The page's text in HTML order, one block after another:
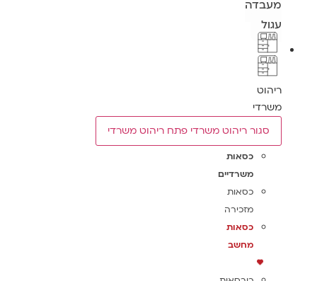
מעבדה
עגול
ריהוט
משרדי
סגור ריהוט משרדי פתח ריהוט משרדי
כסאות
משרדיים
כסאות
מזכירה
כסאות
מחשב